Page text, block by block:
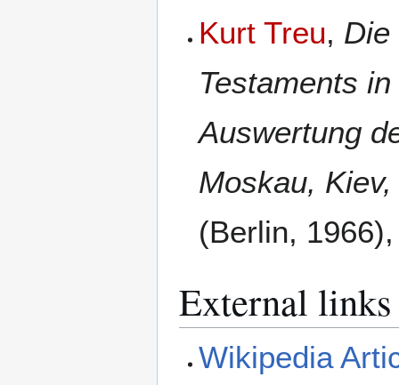
Kurt Treu, Die
Testaments
Auswertung
Moskau,
(Berlin,
External links
Wikipedia